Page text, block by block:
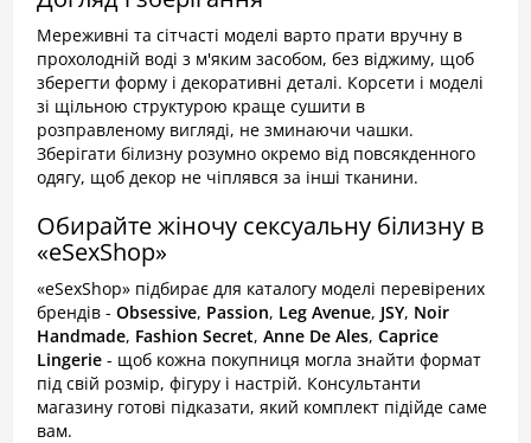
Мереживні та сітчасті моделі варто прати вручну в
прохолодній воді з м'яким засобом, без віджиму, щоб
зберегти форму і декоративні деталі. Корсети і моделі
зі щільною структурою краще сушити в
розправленому вигляді, не зминаючи чашки.
Зберігати білизну розумно окремо від повсякденного
одягу, щоб декор не чіплявся за інші тканини.
Обирайте жіночу сексуальну білизну в
«eSexShop»
«eSexShop» підбирає для каталогу моделі перевірених
брендів - Obsessive, Passion, Leg Avenue, JSY, Noir
Handmade, Fashion Secret, Anne De Ales, Caprice
Lingerie - щоб кожна покупниця могла знайти формат
під свій розмір, фігуру і настрій. Консультанти
магазину готові підказати, який комплект підійде саме
вам.